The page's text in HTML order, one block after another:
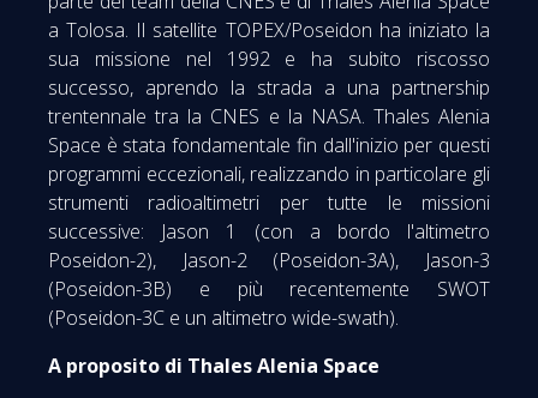
a Tolosa. Il satellite TOPEX/Poseidon ha iniziato la
sua missione nel 1992 e ha subito riscosso
successo, aprendo la strada a una partnership
trentennale tra la CNES e la NASA. Thales Alenia
Space è stata fondamentale fin dall'inizio per questi
programmi eccezionali, realizzando in particolare gli
strumenti radioaltimetri per tutte le missioni
successive: Jason 1 (con a bordo l'altimetro
Poseidon-2), Jason-2 (Poseidon-3A), Jason-3
(Poseidon-3B) e più recentemente SWOT
(Poseidon-3C e un altimetro wide-swath).
A proposito di Thales Alenia Space